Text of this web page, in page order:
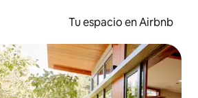
Tu espacio en Airbnb